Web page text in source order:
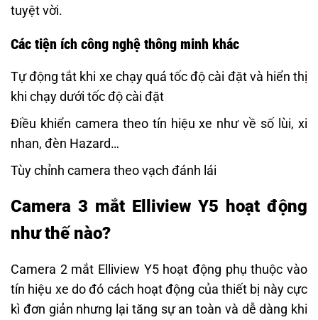
tuyệt vời.
Các tiện ích công nghệ thông minh khác
Tự động tắt khi xe chạy quá tốc độ cài đặt và hiển thị
khi chạy dưới tốc độ cài đặt
Điều khiển camera theo tín hiệu xe như về số lùi, xi
nhan, đèn Hazard…
Tùy chỉnh camera theo vạch đánh lái
Camera 3 mắt Elliview Y5 hoạt động
như thế nào?
Camera 2 mắt Elliview Y5 hoạt động phụ thuộc vào
tín hiệu xe do đó cách hoạt động của thiết bị này cực
kì đơn giản nhưng lại tăng sự an toàn và dễ dàng khi